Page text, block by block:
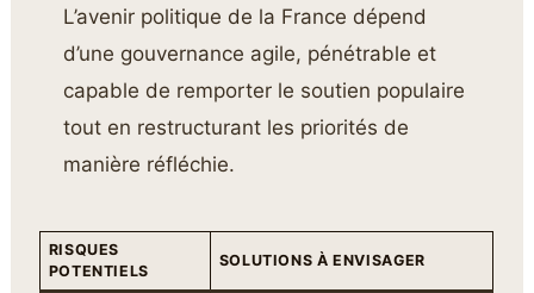
L’avenir politique de la France dépend
d’une gouvernance agile, pénétrable et
capable de remporter le soutien populaire
tout en restructurant les priorités de
manière réfléchie.
RISQUES
POTENTIELS
SOLUTIONS À ENVISAGER